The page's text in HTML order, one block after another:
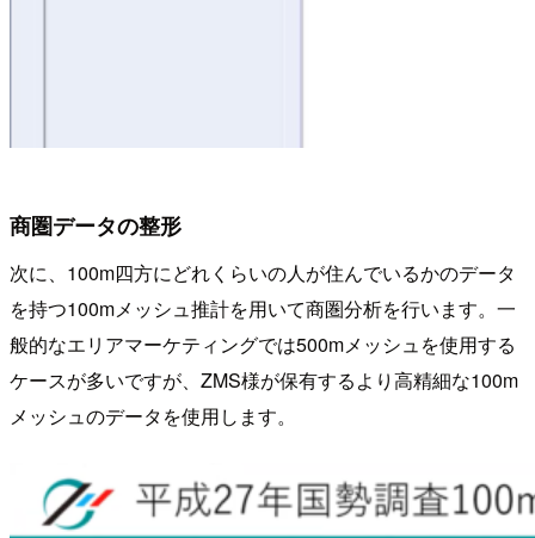
商圏データの整形
次に、100m四方にどれくらいの人が住んでいるかのデータ
を持つ100mメッシュ推計を用いて商圏分析を行います。一
般的なエリアマーケティングでは500mメッシュを使用する
ケースが多いですが、ZMS様が保有するより高精細な100m
メッシュのデータを使用します。